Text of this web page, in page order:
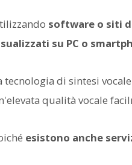
software o siti
su PC o
tecnologia di sintesi
qualità vocale
esistono anche